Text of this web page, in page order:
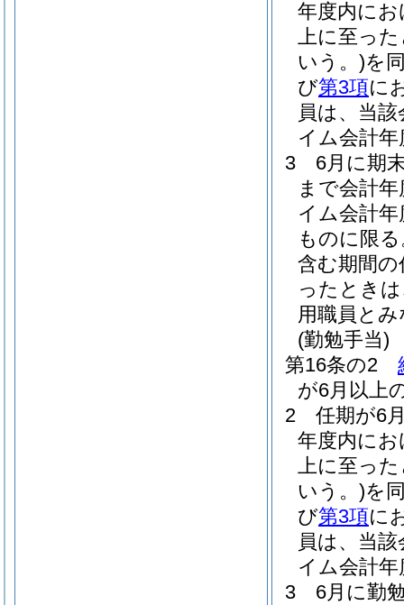
年度内に
上に至っ
いう。)を
び第3項に
員は、当
イム会計
3
6月に期
まで会計
イム会計
ものに限
含む期間
ったとき
用職員と
(勤勉手当)
第16条の2
が6月以上
2
任期が6
年度内に
上に至っ
いう。)を
び第3項に
員は、当
イム会計
3
6月に勤